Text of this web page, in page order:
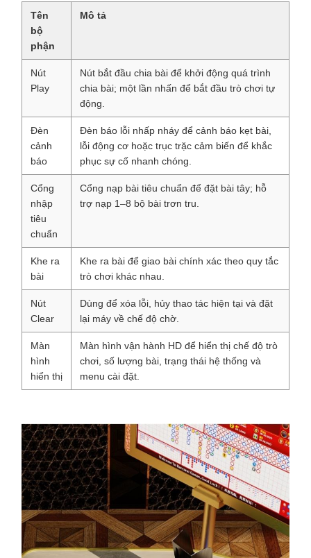
Tên
bộ
phận
Mô tả
Nút
Play
Nút bắt đầu chia bài để khởi động quá trình
chia bài; một lần nhấn để bắt đầu trò chơi tự
động.
Đèn
cảnh
báo
Đèn báo lỗi nhấp nháy để cảnh báo kẹt bài,
lỗi động cơ hoặc trục trặc cảm biến để khắc
phục sự cố nhanh chóng.
Cổng
nhập
tiêu
chuẩn
Cổng nạp bài tiêu chuẩn để đặt bài tây; hỗ
trợ nạp 1–8 bộ bài trơn tru.
Khe ra
bài
Khe ra bài để giao bài chính xác theo quy tắc
trò chơi khác nhau.
Nút
Clear
Dùng để xóa lỗi, hủy thao tác hiện tại và đặt
lại máy về chế độ chờ.
Màn
hình
hiển thị
Màn hình vận hành HD để hiển thị chế độ trò
chơi, số lượng bài, trạng thái hệ thống và
menu cài đặt.